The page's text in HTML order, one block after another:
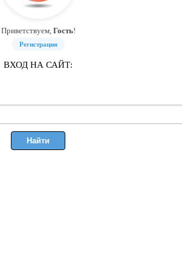
Приветствуем, Гость!
Регистрация
ВХОД НА САЙТ: